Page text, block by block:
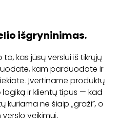
išgryninimas.
kas jūsų verslui iš tikrųjų
kam parduodate ir
Įvertiname produktų
ir klientų tipus — kad
ne šiaip „graži”, o
veikimui.